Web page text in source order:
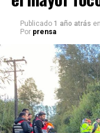
Publicado 1 año atrás en
Por prensa